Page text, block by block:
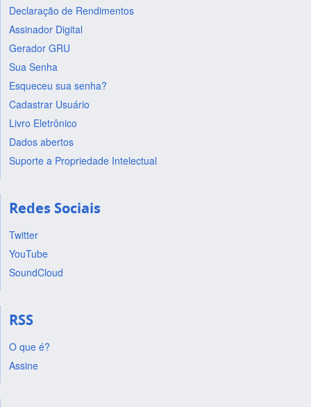
Declaração de Rendimentos
Assinador Digital
Gerador GRU
Sua Senha
Esqueceu sua senha?
Cadastrar Usuário
Livro Eletrônico
Dados abertos
Suporte a Propriedade Intelectual
Redes Sociais
Twitter
YouTube
SoundCloud
RSS
O que é?
Assine